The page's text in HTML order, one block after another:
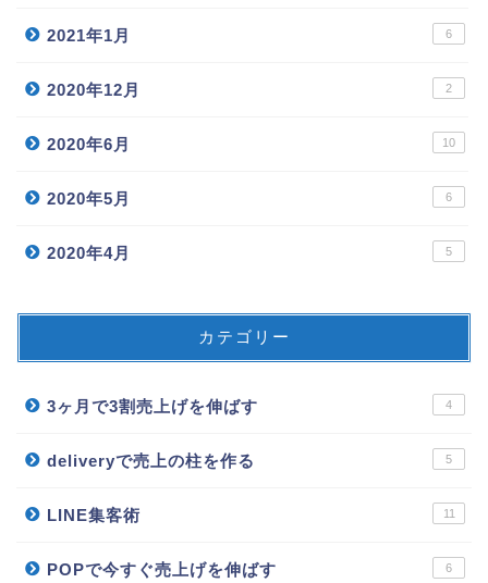
2021年1月 6
2020年12月 2
2020年6月 10
2020年5月 6
2020年4月 5
カテゴリー
3ヶ月で3割売上げを伸ばす 4
deliveryで売上の柱を作る 5
LINE集客術 11
POPで今すぐ売上げを伸ばす 6